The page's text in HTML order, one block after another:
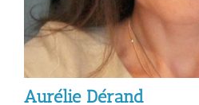
Aurélie Dérand